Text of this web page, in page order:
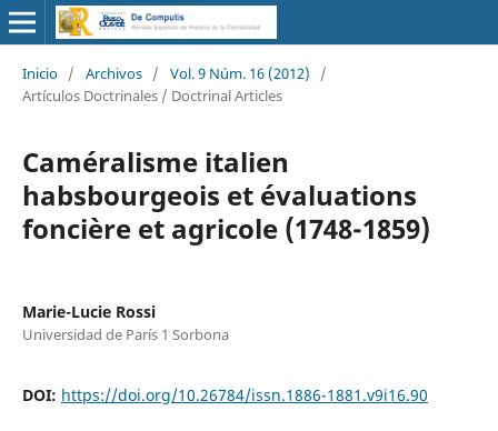
Inicio / Archivos / Vol. 9 Núm. 16 (2012)
/
Artículos Doctrinales / Doctrinal Articles
Caméralisme italien
habsbourgeois et évaluations
foncière et agricole (1748-1859)
Marie-Lucie Rossi
Universidad de París 1 Sorbona
DOI: https://doi.org/10.26784/issn.1886-1881.v9i16.90